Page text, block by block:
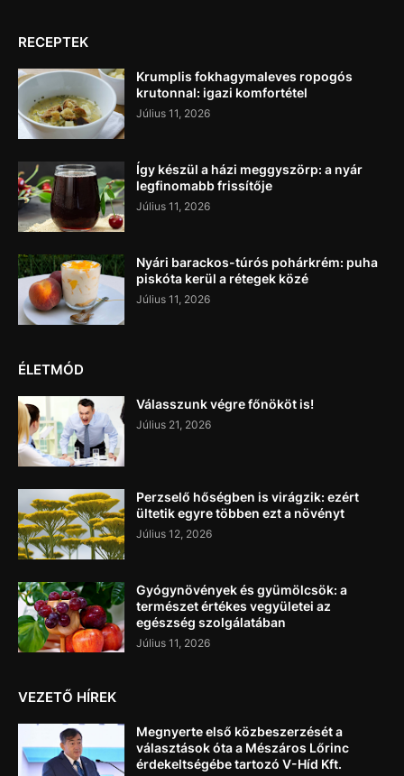
RECEPTEK
Krumplis fokhagymaleves ropogós
krutonnal: igazi komfortétel
Július 11, 2026
Így készül a házi meggyszörp: a nyár
legfinomabb frissítője
Július 11, 2026
Nyári barackos-túrós pohárkrém: puha
piskóta kerül a rétegek közé
Július 11, 2026
ÉLETMÓD
Válasszunk végre főnököt is!
Július 21, 2026
Perzselő hőségben is virágzik: ezért
ültetik egyre többen ezt a növényt
Július 12, 2026
Gyógynövények és gyümölcsök: a
természet értékes vegyületei az
egészség szolgálatában
Július 11, 2026
VEZETŐ HÍREK
Megnyerte első közbeszerzését a
választások óta a Mészáros Lőrinc
érdekeltségébe tartozó V-Híd Kft.